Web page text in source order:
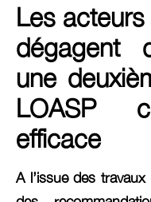
Les
dégagent
une
LOASP
efficace
A l’issue des